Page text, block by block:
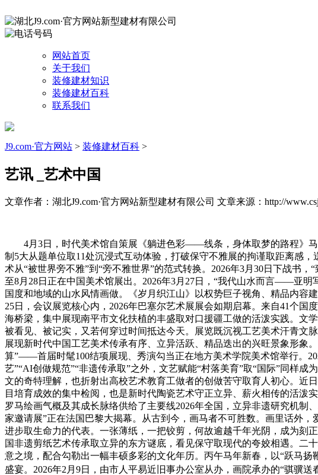
网站首页
关于我们
装修建材知识
装修建材百科
联系我们
J9.com·官方网站 > 装修建材百科 >
艺讯 _艺术中国
文章作者：湖北J9.com·官方网站新型建材有限公司 文章来源：http://
4月3日，时代美术馆自策展《躺进色彩——线条，身体取梦的路程》马
制5大从题单位取11处沉浸式互动体验，打破保守不雅展的拘谨取距离感
术从“被世界旁不雅”到“旁不雅世界”的范式转换。2026年3月30日下战书
至8月28日正在中国美术馆展出。2026年3月27日，“我代山水而言——亚明
国度和地域的山水风情画做。《岁月织江山》以权势巨子视角、精品内容
25日，会议展览核心内，2026年巴塞尔艺术展展会如期启幕。来自41个
海桥梁，集中展现南平市文化扶植的丰盛取对口援疆工做的活泼实践。文
被看见、被记实，又若何穿过时间抵达今天。展览既沉视工艺美术汗青文
展现新时代中国工艺美术传承有序、立异活跃、精品迭出的兴旺景象形象
算”——首届时髦100结项展现、秀演勾当正在地方美术学院美术馆举行。
艺”“AI创做规范”“非遗传承取”之外，文艺赋能“村落美育”取“国际”同样
文的奇特理解，也折射出高校艺术教育工做者的创做苦守取育人初心。近
目培育成效的集中检阅，也是新时代陶瓷艺术守正立异、薪火相传的活
罗马绘画气概及其成长脉络供给了主要线2026年全国，立异非遗研究机
家邀请展”正在法国巴黎大揭幕。从古到今，画马者不可胜数。画里话外
进步取生命力的代表。一张薄纸，一把铰剪，何故逾越千年光阴，成为刻
国非遗剪纸艺术传承取立异的东方谜底，看见保守取现代的夸姣相遇。
意之境，配合勾勒出一幅丰硕多彩的文化年历。丙午马年新春，以“跃马
盛宴。2026年2月9日，由市人平易近旧事办公室从办，画院承办的“骐骥